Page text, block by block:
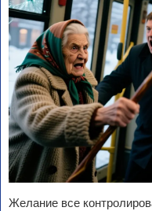
Желание все